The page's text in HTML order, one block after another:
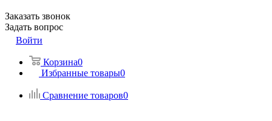
Заказать звонок
Задать вопрос
Войти
Корзина0
Избранные товары0
Сравнение товаров0